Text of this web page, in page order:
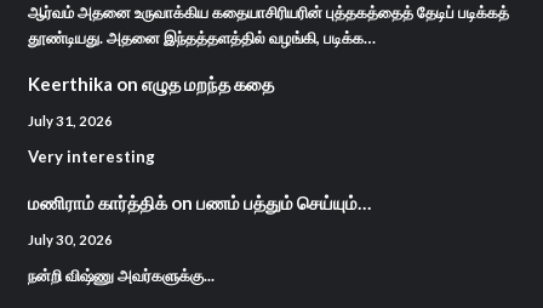
ஆர்வம் அதனை உருவாக்கிய கதையாசிரியரின் புத்தகத்தைத் தேடிப் படிக்கத்
தூண்டியது. அதனை இந்தத்தளத்தில் வழங்கி, படிக்க…
Keerthika on எழுத மறந்த கதை
July 31, 2026
Very interesting
மணிராம் கார்த்திக்on பணம் பத்தும் செய்யும்…
July 30, 2026
நன்றி விஷ்ணு அவர்களுக்கு...